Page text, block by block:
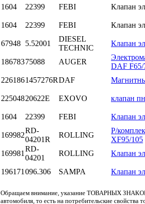
1604
22399 FEBI Клапан
1604
22399 FEBI Клапан
67948 5.52001
DIESEL
TECHNIC
Клапан
18678375088 AUGER
DAF F65/
2261861457276RDAF
22504820622E EXOVO клапан
1604
22399 FEBI Клапан
169982
RD-
04201R
ROLLING
Р/
XF95/105
169981
RD-
04201
ROLLING Клапан
196171 096.306 SAMPA Клапан
Обращаем внимание, указание ТОВАРНЫХ ЗНАКОВ
автомобиля, то есть на потребительские